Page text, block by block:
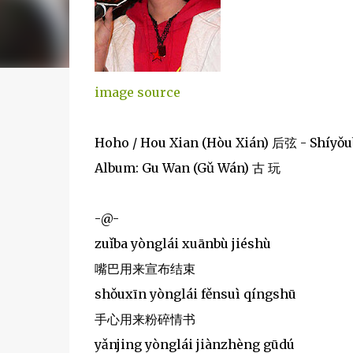
image source
Hoho / Hou Xian (Hòu Xián) 后弦 -
Album: Gu Wan (Gǔ Wán) 古 玩
-@-
zuǐba yònglái xuānbù jiéshù
嘴巴用来宣布结束
shǒuxīn yònglái fěnsuì qíngshū
手心用来粉碎情书
yǎnjing yònglái jiànzhèng gūdú